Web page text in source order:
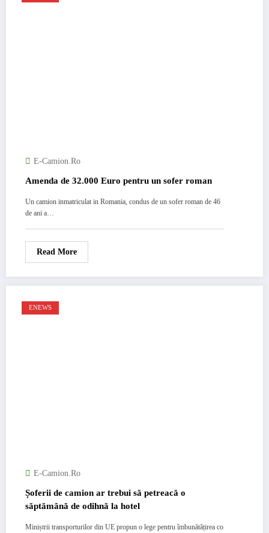
E-Camion.ro
Amenda de 32.000 Euro pentru un sofer roman
Un camion inmatriculat in Romania, condus de un sofer roman de 46
de ani a…
Read More
ENEWS
E-Camion.ro
Șoferii de camion ar trebui să petreacă o
săptămână de odihnă la hotel
Miniștrii transporturilor din UE propun o lege pentru îmbunătățirea co